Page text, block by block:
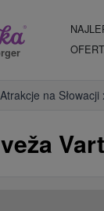
Atrakcje na Słowacji